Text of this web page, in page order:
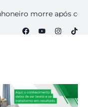
morre após colisão